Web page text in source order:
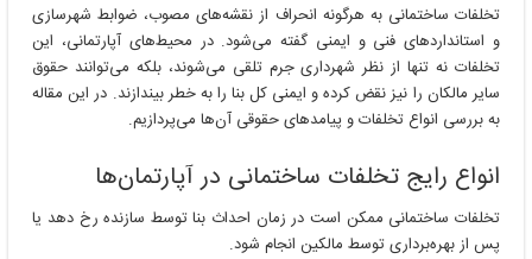
تخلفات ساختمانی به هرگونه انحراف از نقشه‌های مصوب، ضوابط شهرسازی
و استانداردهای فنی و ایمنی گفته می‌شود. در محیط‌های آپارتمانی، این
تخلفات نه تنها از نظر شهرداری جرم تلقی می‌شوند، بلکه می‌توانند حقوق
سایر مالکان را نیز نقض کرده و ایمنی کل بنا را به خطر بیندازند. در این مقاله
به بررسی انواع تخلفات و پیامدهای حقوقی آن‌ها می‌پردازیم.
انواع رایج تخلفات ساختمانی در آپارتمان‌ها
تخلفات ساختمانی ممکن است در زمان احداث بنا توسط سازنده رخ دهد یا
پس از بهره‌برداری توسط مالکین انجام شود.